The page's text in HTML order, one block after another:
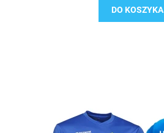
DO KOSZYKA